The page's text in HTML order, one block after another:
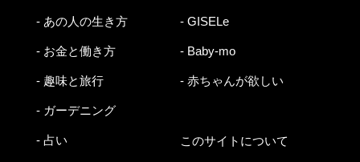
- あの人の生き方
- お金と働き方
- 趣味と旅行
- ガーデニング
- 占い
- GISELe
- Baby-mo
- 赤ちゃんが欲しい
このサイトについて